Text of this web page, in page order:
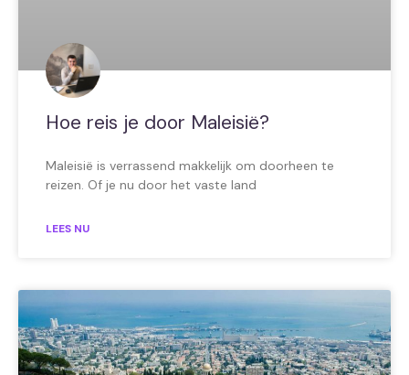
Hoe reis je door Maleisië?
Maleisië is verrassend makkelijk om doorheen te
reizen. Of je nu door het vaste land
LEES NU